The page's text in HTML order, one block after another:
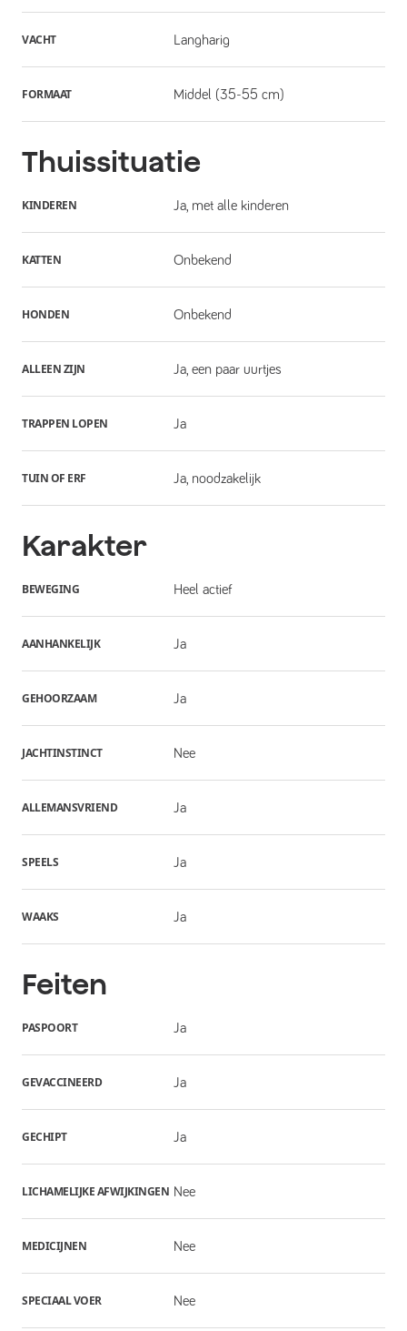
VACHT Langharig
FORMAAT Middel (35-55 cm)
Thuissituatie
KINDEREN Ja, met alle kinderen
KATTEN Onbekend
HONDEN Onbekend
ALLEEN ZIJN Ja, een paar uurtjes
TRAPPEN LOPEN Ja
TUIN OF ERF Ja, noodzakelijk
Karakter
BEWEGING Heel actief
AANHANKELIJK Ja
GEHOORZAAM Ja
JACHTINSTINCT Nee
ALLEMANSVRIEND Ja
SPEELS Ja
WAAKS Ja
Feiten
PASPOORT Ja
GEVACCINEERD Ja
GECHIPT Ja
LICHAMELIJKE AFWIJKINGEN Nee
MEDICIJNEN Nee
SPECIAAL VOER Nee